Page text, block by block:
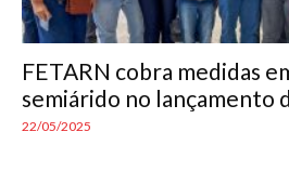
FETARN cobra medidas
semiárido no lançamento
22/05/2025